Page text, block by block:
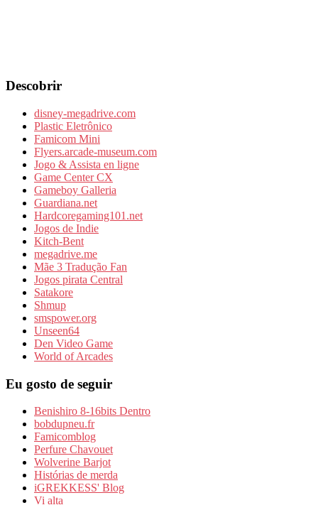
Descobrir
disney-megadrive.com
Plastic Eletrônico
Famicom Mini
Flyers.arcade-museum.com
Jogo & Assista en ligne
Game Center CX
Gameboy Galleria
Guardiana.net
Hardcoregaming101.net
Jogos de Indie
Kitch-Bent
megadrive.me
Mãe 3 Tradução Fan
Jogos pirata Central
Satakore
Shmup
smspower.org
Unseen64
Den Video Game
World of Arcades
Eu gosto de seguir
Benishiro 8-16bits Dentro
bobdupneu.fr
Famicomblog
Perfure Chavouet
Wolverine Barjot
Histórias de merda
iGREKKESS' Blog
Vi alta